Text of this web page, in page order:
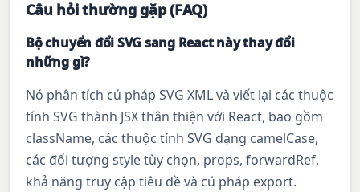
Câu hỏi thường gặp (FAQ)
Bộ chuyển đổi SVG sang React này thay đổi
những gì?
Nó phân tích cú pháp SVG XML và viết lại các thuộc
tính SVG thành JSX thân thiện với React, bao gồm
className, các thuộc tính SVG dạng camelCase,
các đối tượng style tùy chọn, props, forwardRef,
khả năng truy cập tiêu đề và cú pháp export.